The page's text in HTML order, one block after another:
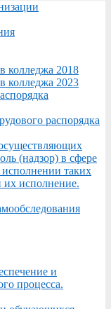
колледжа 2018
колледжа 2023
распорядка
(надзор) в сфере
исполнении таких
исполнение.
и
процесса.